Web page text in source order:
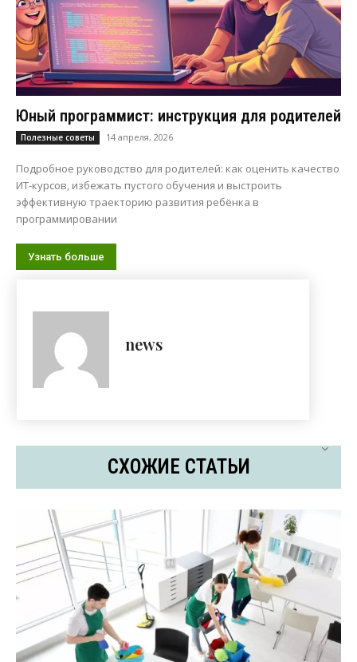
Юный программист: инструкция для родителей
Полезные советы 14 апреля, 2026
Подробное руководство для родителей: как оценить качество
ИТ-курсов, избежать пустого обучения и выстроить
эффективную траекторию развития ребёнка в
программировании
Узнать больше
news
СХОЖИЕ СТАТЬИ